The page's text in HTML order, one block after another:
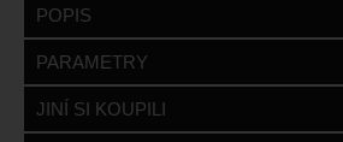
POPIS
PARAMETRY
JINÍ SI KOUPILI